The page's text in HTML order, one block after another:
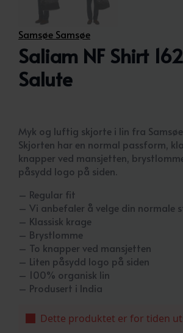
Samsøe Samsøe
Saliam NF Shirt
Salute
Myk og luftig skjorte i lin fra Samsøe
Skjorten har en normal passform,
knapper ved mansjetten,
påsydd logo på siden.
– Regular fit
– Vi anbefaler å velge din normale
– Klassisk krage
– Brystlomme
– To knapper ved mansjetten
– Liten påsydd logo på siden
– 100% organisk lin
– Produsert i India
Dette produktet er for tiden